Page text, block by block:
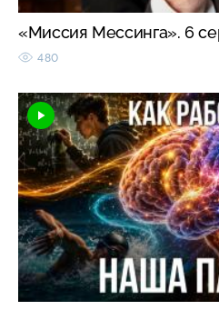
«Миссия Мессинга». 6
480